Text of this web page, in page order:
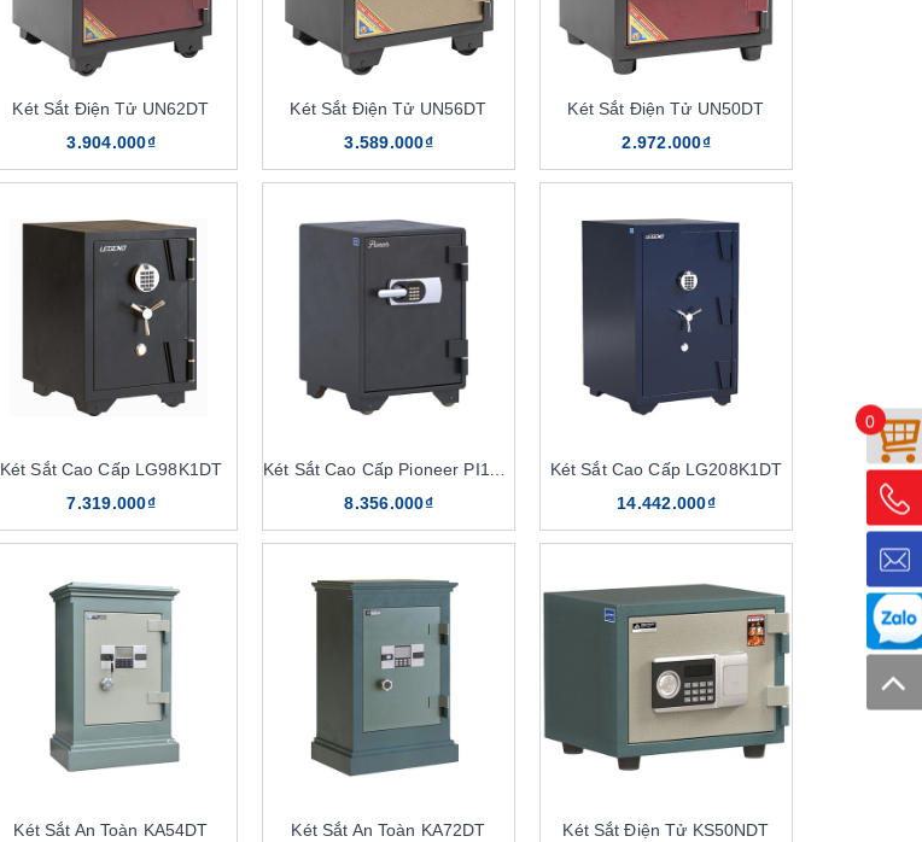
Két Sắt Điện Tử UN62DT
3.904.000₫
Két Sắt Điện Tử UN56DT
3.589.000₫
Két Sắt Điện Tử UN50DT
2.972.000₫
Két Sắt Cao Cấp LG98K1DT
7.319.000₫
Két Sắt Cao Cấp Pioneer PI116KDT88
8.356.000₫
Két Sắt Cao Cấp LG208K1DT
14.442.000₫
Két Sắt An Toàn KA54DT
Két Sắt An Toàn KA72DT
Két Sắt Điện Tử KS50NDT
0